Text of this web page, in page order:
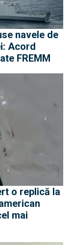
navele de
Acord
FREMM
o replică la
mai